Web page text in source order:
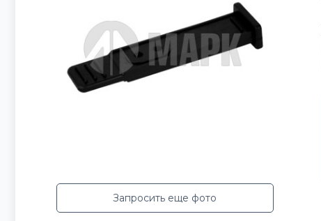
Запросить еще фото